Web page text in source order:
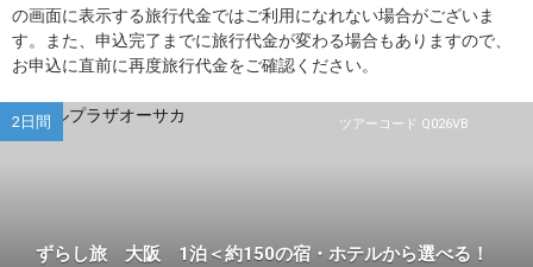
の画面に表示する旅行代金ではご利用になれない場合がございま
す。また、申込完了までに旅行代金が変わる場合もありますので、
お申込に直前に再度旅行代金をご確認ください。
ツアーコード Q026VB
2日間
ずらし旅 大阪 1泊＜約150の宿・ホテルから選べる！